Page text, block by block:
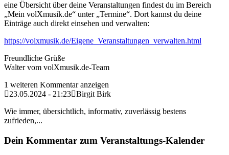
eine Übersicht über deine Veranstaltungen findest du im Bereich
„Mein volXmusik.de“ unter „Termine“. Dort kannst du deine
Einträge auch direkt einsehen und verwalten:
https://volxmusik.de/Eigene_Veranstaltungen_verwalten.html
Freundliche Grüße
Walter vom volXmusik.de-Team
1 weiteren Kommentar anzeigen
23.05.2024 - 21:23 Birgit Birk
Wie immer, übersichtlich, informativ, zuverlässig bestens
zufrieden,...
Dein Kommentar zum Veranstaltungs-Kalender